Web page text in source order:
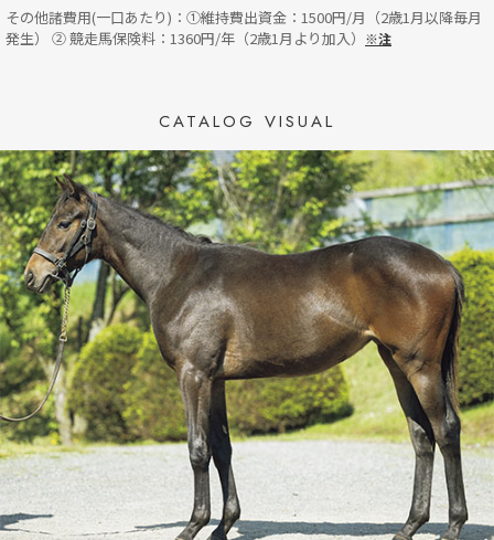
その他諸費用(一口あたり)：①維持費出資金：1500円/月（2歳1月以降毎月
発生） ② 競走馬保険料：1360円/年（2歳1月より加入） ※注
CATALOG VISUAL